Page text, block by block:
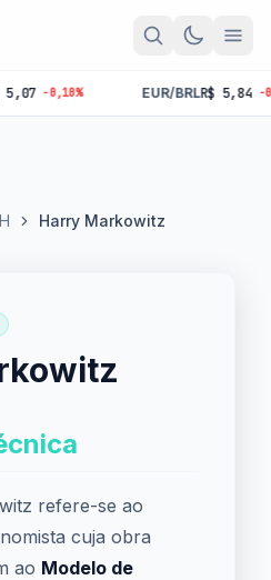
-0,10% EUR/BRLR$ 5,84 -0,18%
Harry Markowitz
refere-se ao
cuja obra
ao Modelo de